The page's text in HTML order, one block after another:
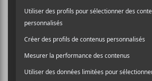
Nom (obligatoire)
Email (ne sera pas publié)